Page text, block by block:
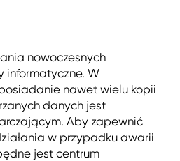
nowoczesnych
informatyczne. W
nawet wielu kopii
danych jest
Aby zapewnić
w przypadku awarii
jest centrum